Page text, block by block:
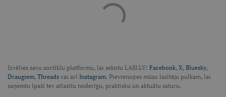
Izvēlies savu soctīklu platformu, lai sekotu LASI.LV: Facebook, X, Bluesky,
Draugiem, Threads vai arī Instagram. Pievienojies mūsu lasītāju pulkam, lai
saņemtu īpaši tev atlasītu noderīgu, praktisku un aktuālu saturu.